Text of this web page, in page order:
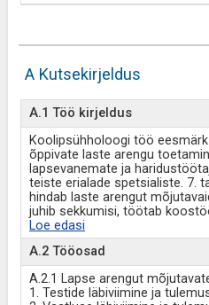
A Kutsekirjeldus
A.1 Töö kirjeldus
Koolipsühholoogi töö
õppivate laste arengu
lapsevanemate ja
teiste erialade spetsialiste. 7.
hindab laste arengut
juhib sekkumisi, töötab
Loe edasi
A.2 Tööosad
A.2.1 Lapse arengut
1. Testide läbiviimine ja